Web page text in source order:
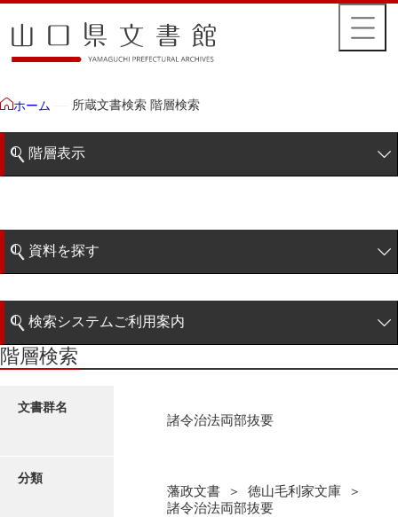
ホーム 所蔵文書検索 階層検索
階層表示
藩政文書
大令録
江府書簡録
資料を探す
階層検索
検索システムご利用案内
検索システムの利用について
更新履歴
階層検索
文書群名
諸令治法両部抜要
分類
藩政文書 ＞ 徳山毛利家文庫 ＞
諸令治法両部抜要